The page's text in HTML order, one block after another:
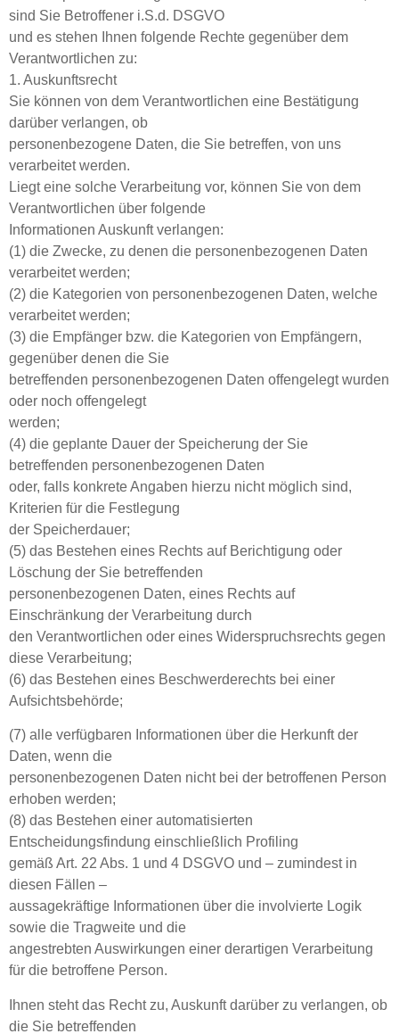
sind Sie Betroffener i.S.d. DSGVO
und es stehen Ihnen folgende Rechte gegenüber dem
Verantwortlichen zu:
1. Auskunftsrecht
Sie können von dem Verantwortlichen eine Bestätigung
darüber verlangen, ob
personenbezogene Daten, die Sie betreffen, von uns
verarbeitet werden.
Liegt eine solche Verarbeitung vor, können Sie von dem
Verantwortlichen über folgende
Informationen Auskunft verlangen:
(1) die Zwecke, zu denen die personenbezogenen Daten
verarbeitet werden;
(2) die Kategorien von personenbezogenen Daten, welche
verarbeitet werden;
(3) die Empfänger bzw. die Kategorien von Empfängern,
gegenüber denen die Sie
betreffenden personenbezogenen Daten offengelegt wurden
oder noch offengelegt
werden;
(4) die geplante Dauer der Speicherung der Sie
betreffenden personenbezogenen Daten
oder, falls konkrete Angaben hierzu nicht möglich sind,
Kriterien für die Festlegung
der Speicherdauer;
(5) das Bestehen eines Rechts auf Berichtigung oder
Löschung der Sie betreffenden
personenbezogenen Daten, eines Rechts auf
Einschränkung der Verarbeitung durch
den Verantwortlichen oder eines Widerspruchsrechts gegen
diese Verarbeitung;
(6) das Bestehen eines Beschwerderechts bei einer
Aufsichtsbehörde;
(7) alle verfügbaren Informationen über die Herkunft der
Daten, wenn die
personenbezogenen Daten nicht bei der betroffenen Person
erhoben werden;
(8) das Bestehen einer automatisierten
Entscheidungsfindung einschließlich Profiling
gemäß Art. 22 Abs. 1 und 4 DSGVO und – zumindest in
diesen Fällen –
aussagekräftige Informationen über die involvierte Logik
sowie die Tragweite und die
angestrebten Auswirkungen einer derartigen Verarbeitung
für die betroffene Person.
Ihnen steht das Recht zu, Auskunft darüber zu verlangen, ob
die Sie betreffenden